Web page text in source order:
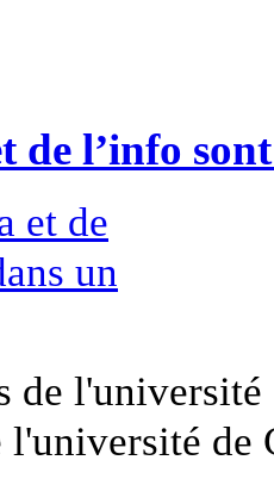
de l’info
de
l'université